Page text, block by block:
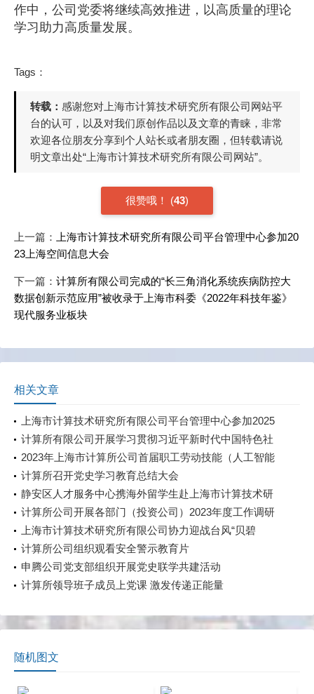
作中，公司党委将继续高效推进，以高质量的理论
学习助力高质量发展。
Tags：
转载： 感谢您对上海市计算技术研究所有限公司网站平
台的认可，以及对我们原创作品以及文章的青睐，非常
欢迎各位朋友分享到个人站长或者朋友圈，但转载请说
明文章出处“上海市计算技术研究所有限公司网站”。
很赞哦！ (43)
上一篇：
上海市计算技术研究所有限公司平台管理中心参加20
23上海空间信息大会
下一篇： 计算所有限公司完成的“长三角消化系统疾病防控大
数据创新示范应用”被收录于上海市科委《2022年科技年鉴》
现代服务业板块
相关文章
上海市计算技术研究所有限公司平台管理中心参加2025
上海国防科技工业装备与信息技术博览会
计算所有限公司开展学习贯彻习近平新时代中国特色社
会主义思想主题教育中心组学习（扩大）会——党委书
记专题党课
2023年上海市计算所公司首届职工劳动技能（人工智能
训练）竞赛成功举行
计算所召开党史学习教育总结大会
静安区人才服务中心携海外留学生赴上海市计算技术研
究所有限公司学习调研
计算所公司开展各部门（投资公司）2023年度工作调研
上海市计算技术研究所有限公司协力迎战台风“贝碧
嘉”保障园区安全运行
计算所公司组织观看安全警示教育片
申腾公司党支部组织开展党史联学共建活动
计算所领导班子成员上党课 激发传递正能量
随机图文